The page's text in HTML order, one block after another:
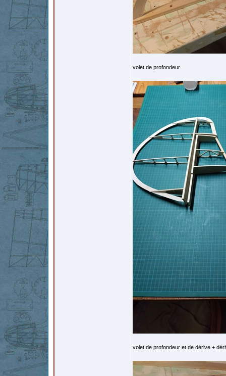
volet de profondeur
volet de profondeur et de dérive +